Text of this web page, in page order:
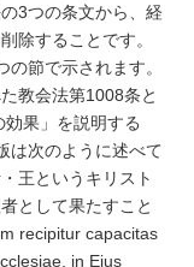
3つの条文から、経
除することです。
節で示されます。
教会法第1008条と
果」を説明する
は次のように述べて
王というキリスト
として果たすこと
recipitur capacitas
in Eius